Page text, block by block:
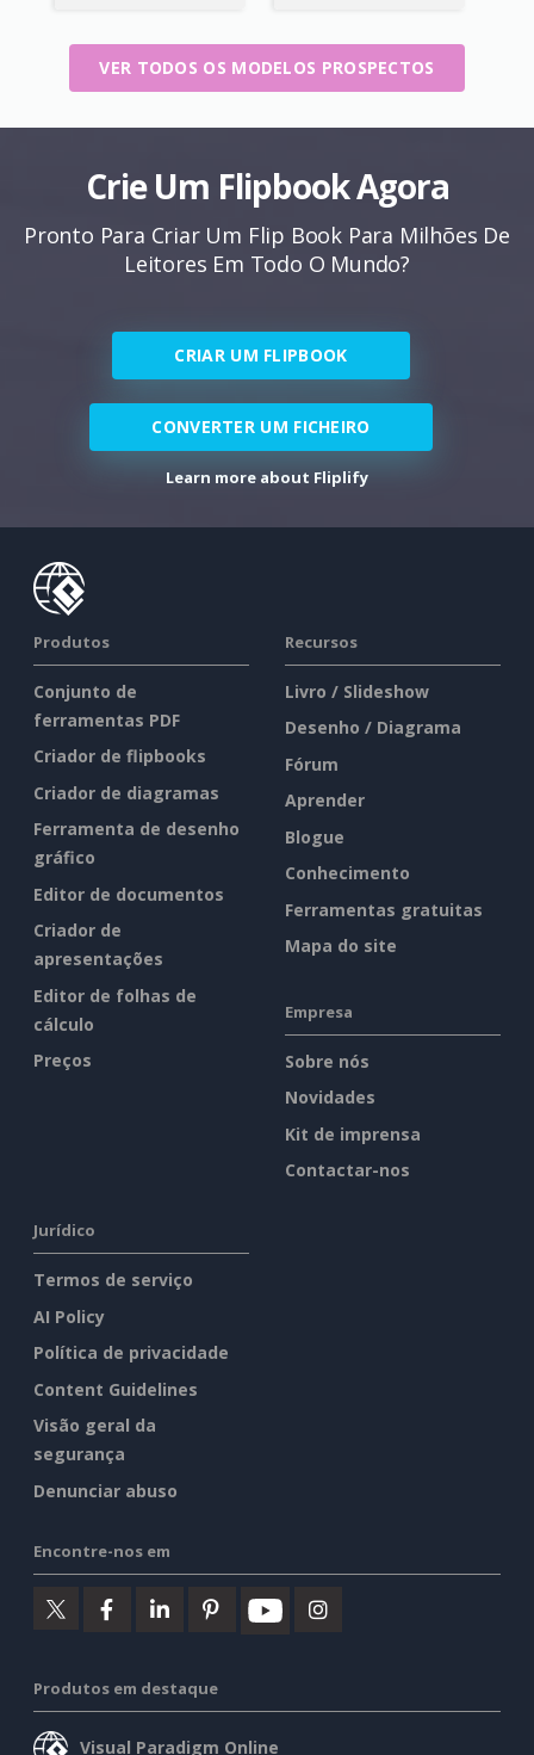
VER TODOS OS MODELOS PROSPECTOS
Crie Um Flipbook Agora
Pronto Para Criar Um Flip Book Para Milhões De
Leitores Em Todo O Mundo?
CRIAR UM FLIPBOOK
CONVERTER UM FICHEIRO
Learn more about Fliplify
Produtos
Conjunto de
ferramentas PDF
Criador de flipbooks
Criador de diagramas
Ferramenta de desenho
gráfico
Editor de documentos
Criador de
apresentações
Editor de folhas de
cálculo
Preços
Recursos
Livro / Slideshow
Desenho / Diagrama
Fórum
Aprender
Blogue
Conhecimento
Ferramentas gratuitas
Mapa do site
Empresa
Sobre nós
Novidades
Kit de imprensa
Contactar-nos
Jurídico
Termos de serviço
AI Policy
Política de privacidade
Content Guidelines
Visão geral da
segurança
Denunciar abuso
Encontre-nos em
Produtos em destaque
Visual Paradigm Online